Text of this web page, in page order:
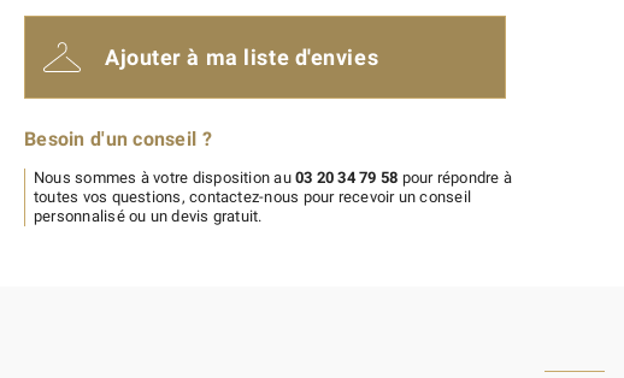
rubriques correspondantes.
Ajouter à ma liste d'envies
Besoin d'un conseil ?
Nous sommes à votre disposition au03 20 34 79 58 pour répondre à
toutes vos questions, contactez-nous pour recevoir un conseil
personnalisé ou un devis gratuit.